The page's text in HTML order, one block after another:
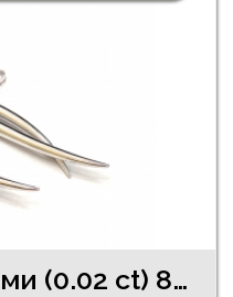
Cерьги с алмазами (0.02 ct) 86/5755